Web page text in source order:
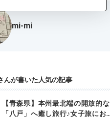
mi-mi
んが書いた人気の記事
【青森県】本州最北端の開放的な
「八戸」へ癒し旅行♪女子旅にお